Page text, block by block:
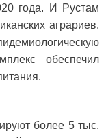
года. И Рустам
аграриев.
обеспечил
более 5 тыс.